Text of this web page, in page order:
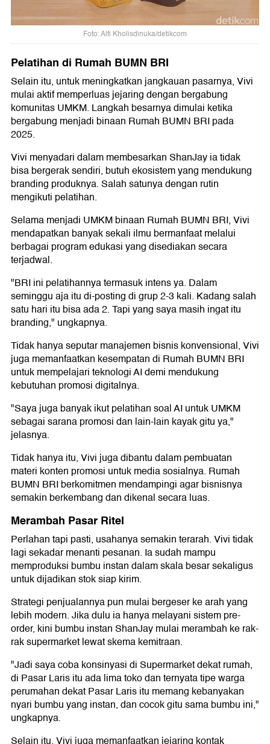
Foto: Alfi Kholisdinuka/detikcom
Pelatihan di Rumah BUMN BRI
Selain itu, untuk meningkatkan jangkauan pasarnya, Vivi
mulai aktif memperluas jejaring dengan bergabung
komunitas UMKM. Langkah besarnya dimulai ketika
bergabung menjadi binaan Rumah BUMN BRI pada
2025.
Vivi menyadari dalam membesarkan ShanJay ia tidak
bisa bergerak sendiri, butuh ekosistem yang mendukung
branding produknya. Salah satunya dengan rutin
mengikuti pelatihan.
Selama menjadi UMKM binaan Rumah BUMN BRI, Vivi
mendapatkan banyak sekali ilmu bermanfaat melalui
berbagai program edukasi yang disediakan secara
terjadwal.
"BRI ini pelatihannya termasuk intens ya. Dalam
seminggu aja itu di-posting di grup 2-3 kali. Kadang salah
satu hari itu bisa ada 2. Tapi yang saya masih ingat itu
branding," ungkapnya.
Tidak hanya seputar manajemen bisnis konvensional, Vivi
juga memanfaatkan kesempatan di Rumah BUMN BRI
untuk mempelajari teknologi AI demi mendukung
kebutuhan promosi digitalnya.
"Saya juga banyak ikut pelatihan soal AI untuk UMKM
sebagai sarana promosi dan lain-lain kayak gitu ya,"
jelasnya.
Tidak hanya itu, Vivi juga dibantu dalam pembuatan
materi konten promosi untuk media sosialnya. Rumah
BUMN BRI berkomitmen mendampingi agar bisnisnya
semakin berkembang dan dikenal secara luas.
Merambah Pasar Ritel
Perlahan tapi pasti, usahanya semakin terarah. Vivi tidak
lagi sekadar menanti pesanan. Ia sudah mampu
memproduksi bumbu instan dalam skala besar sekaligus
untuk dijadikan stok siap kirim.
Strategi penjualannya pun mulai bergeser ke arah yang
lebih modern. Jika dulu ia hanya melayani sistem pre-
order, kini bumbu instan ShanJay mulai merambah ke rak-
rak supermarket lewat skema kemitraan.
"Jadi saya coba konsinyasi di Supermarket dekat rumah,
di Pasar Laris itu ada lima toko dan ternyata tipe warga
perumahan dekat Pasar Laris itu memang kebanyakan
nyari bumbu yang instan, dan cocok gitu sama bumbu ini,"
ungkapnya.